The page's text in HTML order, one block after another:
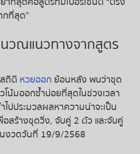
ที่สุด”
วณแนวทางจากสูตร
ถิติ หวยออก ย้อนหลัง พบว่าชุด
โน้มออกซ้ำบ่อยที่สุดในช่วงเวลา
ไปประมวลผลหาความน่าจะเป็น
อสร้างชุดวิ่ง, จับคู่ 2 ตัว และจับคู่
นงวดวันที่ 19/9/2568